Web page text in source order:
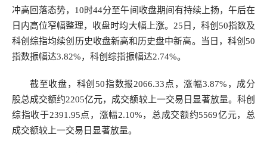
冲高回落态势，10时44分至午间收盘期间有持续上扬，午后在
日内高位窄幅整理，收盘时均大幅上涨。25日，科创50指数及
科创综指均续创历史收盘新高和历史盘中新高。当日，科创50
指数振幅达3.82%，科创综指振幅达2.74%。
截至收盘，科创50指数报2066.33点，涨幅3.87%，成分
股总成交额约2205亿元，成交额较上一交易日显著放量。科创
综指收于2391.95点，涨幅2.10%，总成交额约5569亿元，总
成交额较上一交易日显著放量。